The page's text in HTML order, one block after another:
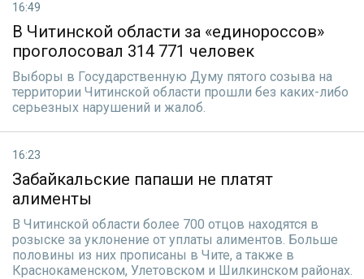
16:49
В Читинской области за «единороссов»
проголосовал 314 771 человек
Выборы в Государственную Думу пятого созыва на
территории Читинской области прошли без каких-либо
серьезных нарушений и жалоб.
16:23
Забайкальские папаши не платят
алименты
В Читинской области более 700 отцов находятся в
розыске за уклонение от уплаты алиментов. Больше
половины из них прописаны в Чите, а также в
Краснокаменском, Улетовском и Шилкинском районах.